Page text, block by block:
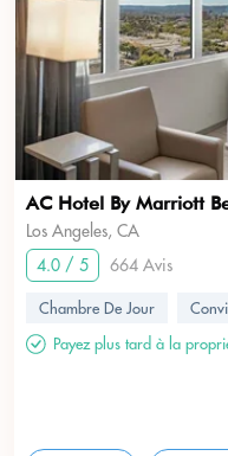
AC Hotel By Marriott
Los Angeles, CA
4.0 / 5
664 Avis
Chambre De Jour
Payez plus tard à la